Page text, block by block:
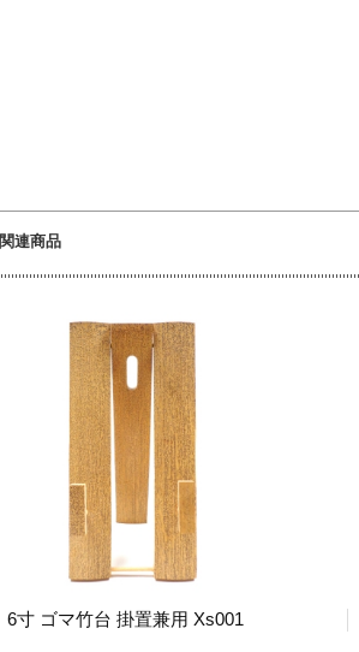
関連商品
6寸 ゴマ竹台 掛置兼用 Xs001